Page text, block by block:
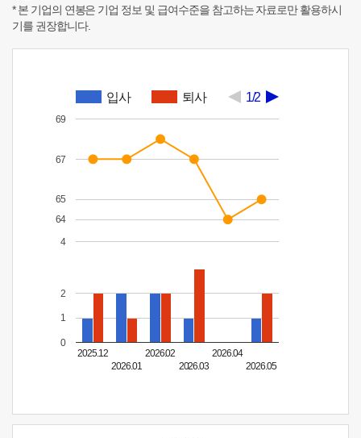
* 본 기업의 연봉은 기업 정보 및 급여수준을 참고하는 자료로만 활용하시
기를 권장합니다.
입사 퇴사 1/2
2025.12
2026.01
2026.02
2026.03
2026.04
2026.05
0
1
2
4
64
65
67
69